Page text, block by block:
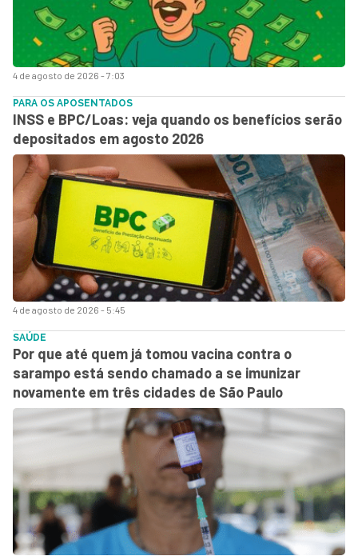
4 de agosto de 2026 - 7:03
4 de agosto de 2026 - 5:45
PARA OS APOSENTADOS
INSS e BPC/Loas: veja quando os benefícios serão
depositados em agosto 2026
SAÚDE
Por que até quem já tomou vacina contra o
sarampo está sendo chamado a se imunizar
novamente em três cidades de São Paulo